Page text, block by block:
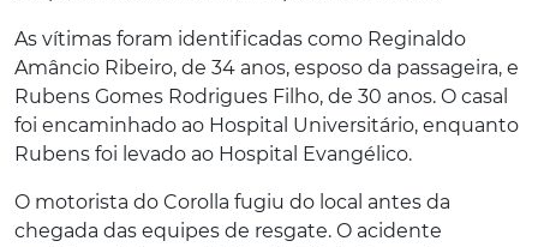
As vítimas foram identificadas como Reginaldo
Amâncio Ribeiro, de 34 anos, esposo da passageira, e
Rubens Gomes Rodrigues Filho, de 30 anos. O casal
foi encaminhado ao Hospital Universitário, enquanto
Rubens foi levado ao Hospital Evangélico.
O motorista do Corolla fugiu do local antes da
chegada das equipes de resgate. O acidente